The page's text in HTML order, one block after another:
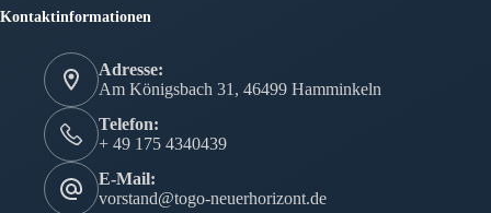
Kontaktinformationen
Adresse:
Am Königsbach 31, 46499 Hamminkeln
Telefon:
+ 49 175 4340439
E-Mail:
vorstand@togo-neuerhorizont.de